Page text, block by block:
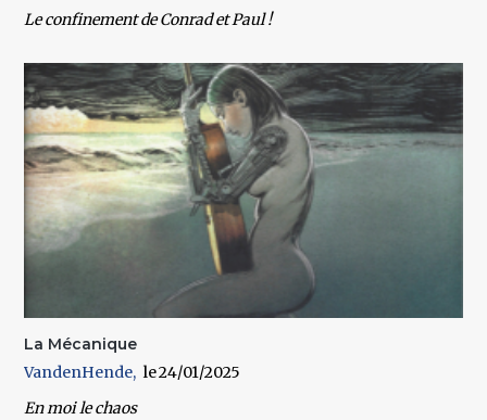
Le confinement de Conrad et Paul !
La Mécanique
VandenHende
24/01/2025
En moi le chaos